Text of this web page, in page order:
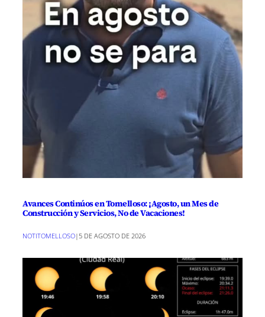
Avances Continúos en Tomelloso: ¡Agosto, un Mes de
Construcción y Servicios, No de Vacaciones!
NOTITOMELLOSO| 5 DE AGOSTO DE 2026